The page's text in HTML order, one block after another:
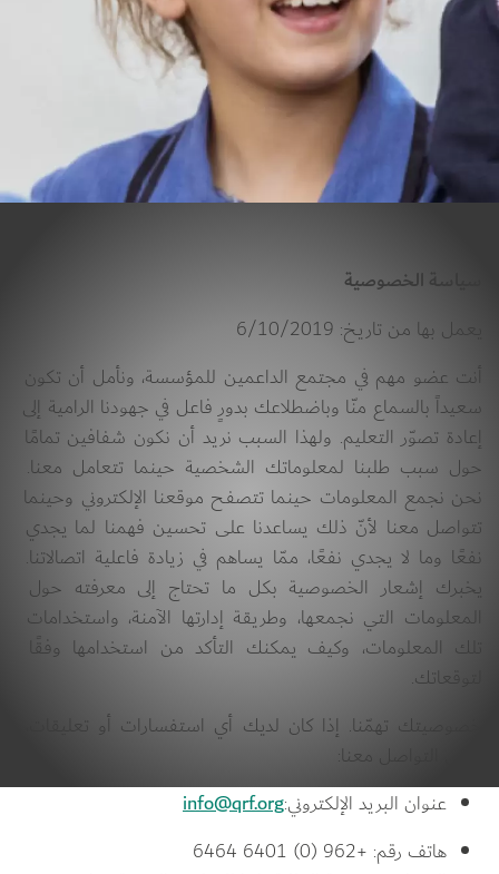
سياسة الخصوصية
يعمل بها من تاريخ: 6/10/2019
أنت عضو مهم في مجتمع الداعمين للمؤسسة، ونأمل أن تكون
سعيداً بالسماع منّا وباضطلاعك بدورٍ فاعل في جهودنا الرامية إلى
إعادة تصوّر التعليم. ولهذا السبب نريد أن نكون شفافين تمامًا
حول سبب طلبنا لمعلوماتك الشخصية حينما تتعامل معنا.
نحن نجمع المعلومات حينما تتصفح موقعنا الإلكتروني وحينما
تتواصل معنا لأنّ ذلك يساعدنا على تحسين فهمنا لما يجدي
نفعًا وما لا يجدي نفعًا، ممّا يساهم في زيادة فاعلية اتصالاتنا.
يخبرك إشعار الخصوصية بكل ما تحتاج إلى معرفته حول
المعلومات التي نجمعها، وطريقة إدارتها الآمنة، واستخدامات
تلك المعلومات، وكيف يمكنك التأكد من استخدامها وفقًا
لتوقعاتك.
خصوصيتك تهمّنا. إذا كان لديك أي استفسارات أو تعليقات،
يرجى التواصل معنا:
عنوان البريد الإلكتروني:info@qrf.org
هاتف رقم: +962 (0) 6401 6464